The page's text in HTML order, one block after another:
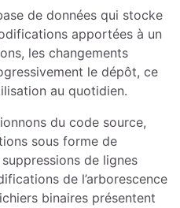
de données qui stocke
apportées à un
les changements
le dépôt, ce
au quotidien.
du code source,
sous forme de
de lignes
de l’arborescence
binaires présentent